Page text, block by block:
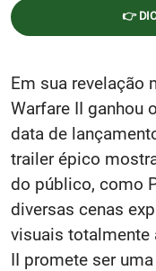
👉
Em sua revelação
Warfare II ganhou
data de
trailer épico
do público, como
diversas cenas
visuais totalmente
II promete ser